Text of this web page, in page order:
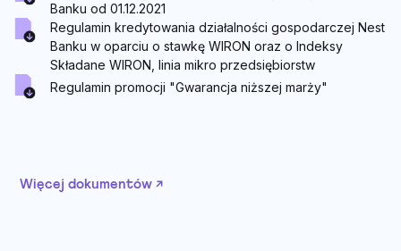
Banku od 01.12.2021
Regulamin kredytowania działalności gospodarczej Nest
Banku w oparciu o stawkę WIRON oraz o Indeksy
Składane WIRON, linia mikro przedsiębiorstw
Regulamin promocji "Gwarancja niższej marży"
Więcej dokumentów ↗